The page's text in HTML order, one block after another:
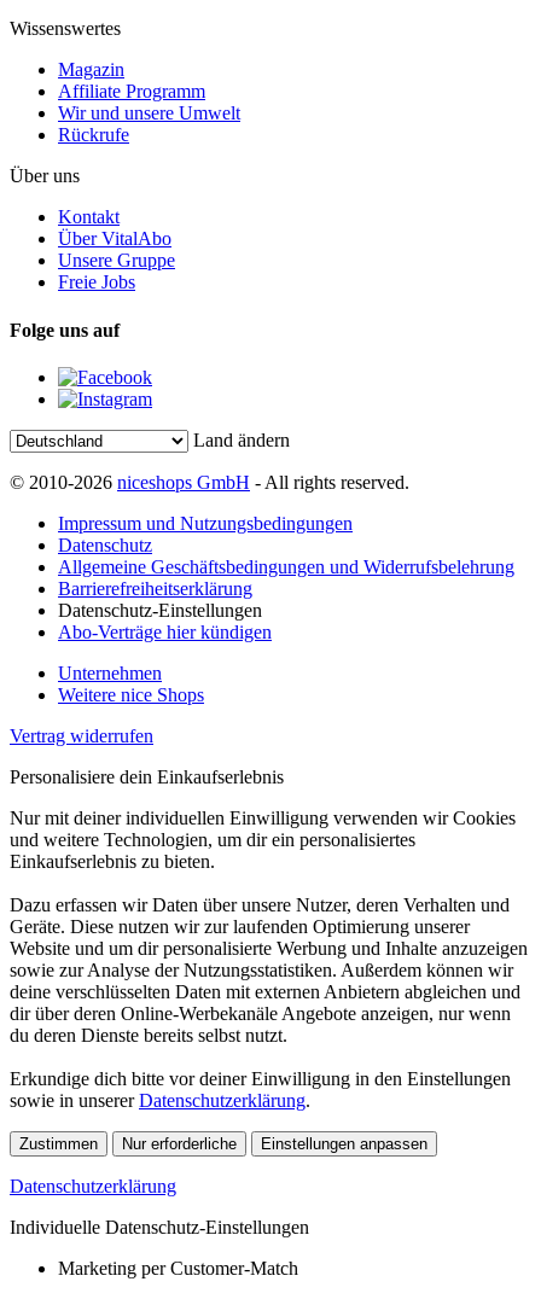
Wissenswertes
Magazin
Affiliate Programm
Wir und unsere Umwelt
Rückrufe
Über uns
Kontakt
Über VitalAbo
Unsere Gruppe
Freie Jobs
Folge uns auf
Land ändern
© 2010-2026 niceshops GmbH - All rights reserved.
Impressum und Nutzungsbedingungen
Datenschutz
Allgemeine Geschäftsbedingungen und Widerrufsbelehrung
Barrierefreiheitserklärung
Datenschutz-Einstellungen
Abo-Verträge hier kündigen
Unternehmen
Weitere nice Shops
Vertrag widerrufen
Personalisiere dein Einkaufserlebnis
Nur mit deiner individuellen Einwilligung verwenden wir Cookies
und weitere Technologien, um dir ein personalisiertes
Einkaufserlebnis zu bieten.
Dazu erfassen wir Daten über unsere Nutzer, deren Verhalten und
Geräte. Diese nutzen wir zur laufenden Optimierung unserer
Website und um dir personalisierte Werbung und Inhalte anzuzeigen
sowie zur Analyse der Nutzungsstatistiken. Außerdem können wir
deine verschlüsselten Daten mit externen Anbietern abgleichen und
dir über deren Online-Werbekanäle Angebote anzeigen, nur wenn
du deren Dienste bereits selbst nutzt.
Erkundige dich bitte vor deiner Einwilligung in den Einstellungen
sowie in unsererDatenschutzerklärung.
Zustimmen Nur erforderliche Einstellungen anpassen
Datenschutzerklärung
Individuelle Datenschutz-Einstellungen
Marketing per Customer-Match